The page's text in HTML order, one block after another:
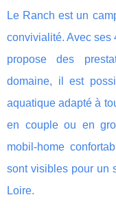
Le Ranch est un
convivialité. Avec ses
propose des
domaine, il est
aquatique adapté à
en couple ou en
mobil-home
sont visibles pour un
Loire.